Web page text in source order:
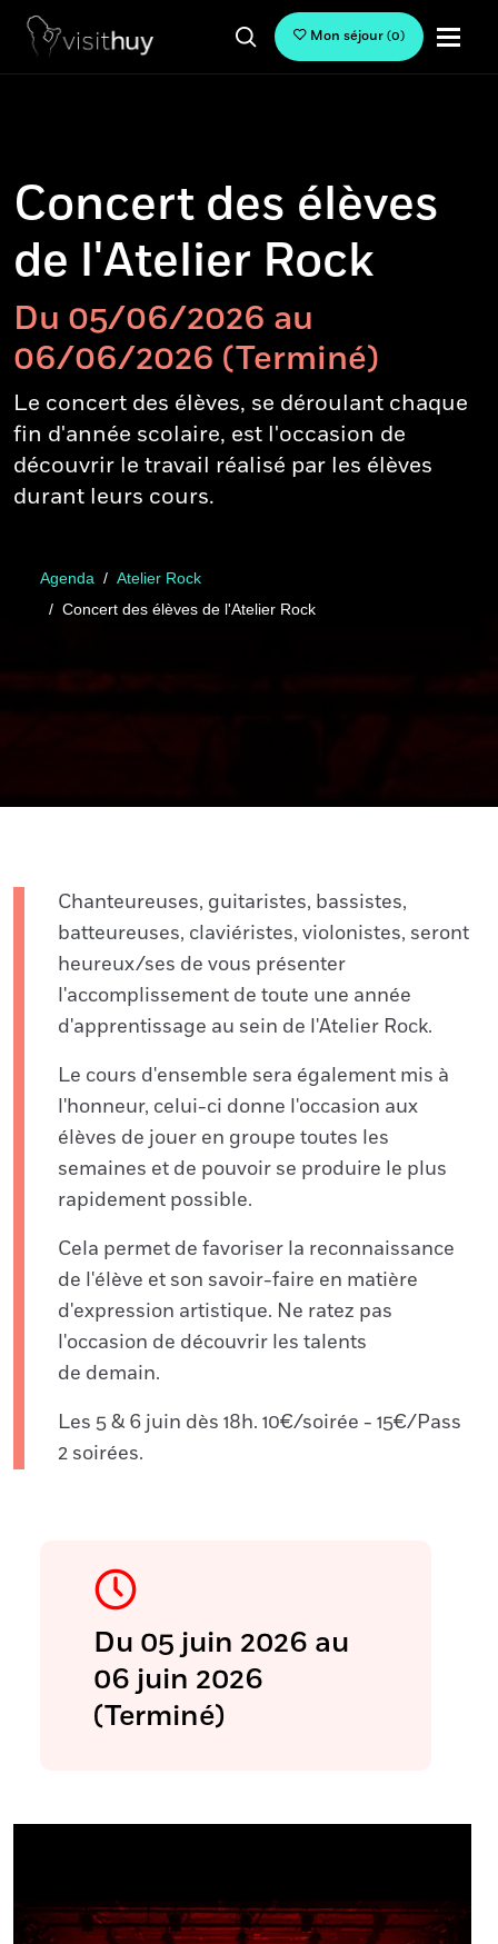
Mon séjour(0)
Concert des élèves
de l'Atelier Rock
Du 05/06/2026 au
06/06/2026 (Terminé)
Le concert des élèves, se déroulant chaque
fin d'année scolaire, est l'occasion de
découvrir le travail réalisé par les élèves
durant leurs cours.
Agenda
Atelier Rock
Concert des élèves de l'Atelier Rock
Chanteureuses, guitaristes, bassistes,
batteureuses, claviéristes, violonistes, seront
heureux/ses de vous présenter
l'accomplissement de toute une année
d'apprentissage au sein de l'Atelier Rock.
Le cours d'ensemble sera également mis à
l'honneur, celui-ci donne l'occasion aux
élèves de jouer en groupe toutes les
semaines et de pouvoir se produire le plus
rapidement possible.
Cela permet de favoriser la reconnaissance
de l'élève et son savoir-faire en matière
d'expression artistique. Ne ratez pas
l'occasion de découvrir les talents
de demain.
Les 5 & 6 juin dès 18h. 10€/soirée - 15€/Pass
2 soirées.
Du 05 juin 2026 au
06 juin 2026
(Terminé)